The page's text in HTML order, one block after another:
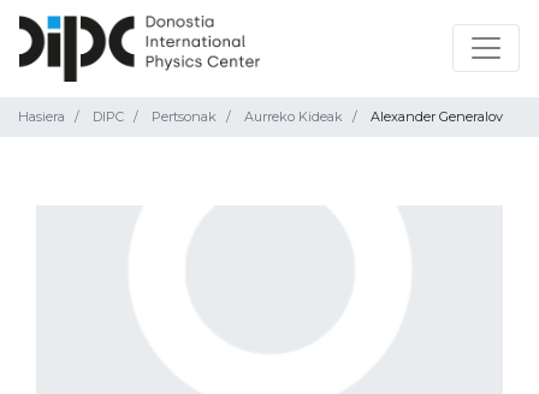
Hasiera DIPC Pertsonak Aurreko Kideak Alexander Generalov